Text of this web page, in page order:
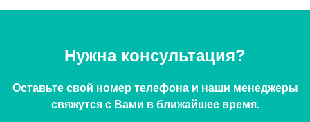
Нужна консультация?
Оставьте свой номер телефона и наши менеджеры
свяжутся с Вами в ближайшее время.